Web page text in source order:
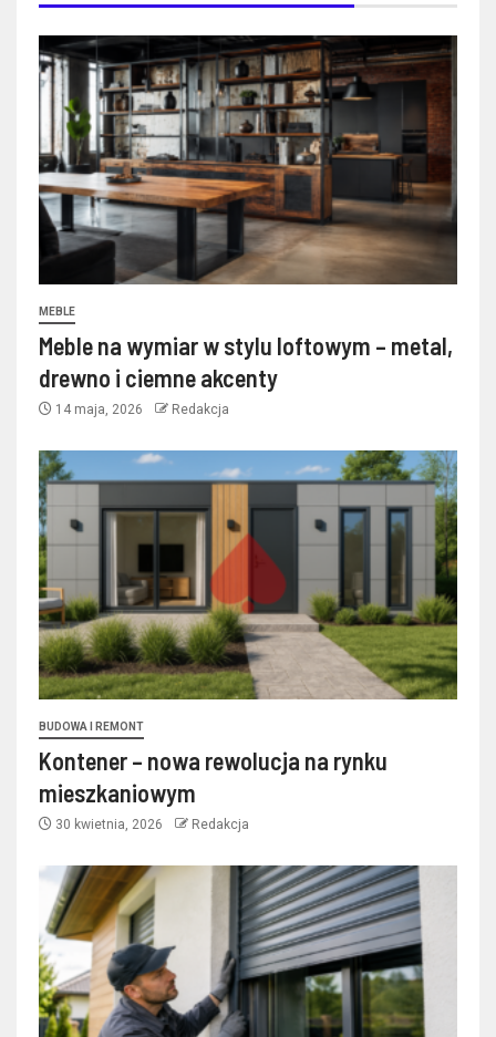
MEBLE
Meble na wymiar w stylu loftowym – metal,
drewno i ciemne akcenty
14 maja, 2026 Redakcja
BUDOWA I REMONT
Kontener – nowa rewolucja na rynku
mieszkaniowym
30 kwietnia, 2026 Redakcja